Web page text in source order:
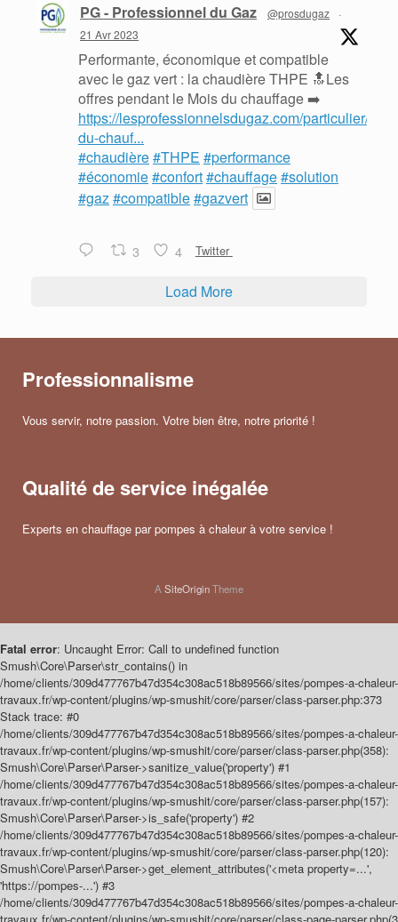
PG - Professionnel du Gaz @prosdugaz
·
21 Avr 2023
Performante, économique et compatible
avec le gaz vert : la chaudière THPE 🔝Les
offres pendant le Mois du chauffage ➡️
https://lesprofessionnelsdugaz.com/particulier/
du-chauf...
#chaudière#THPE #performance
#économie#confort#chauffage#solution
#gaz#compatible#gazvert
3 4 Twitter
Load More
Professionnalisme
Vous servir, notre passion. Votre bien être, notre priorité !
Qualité de service inégalée
Experts en chauffage par pompes à chaleur à votre service !
ASiteOriginTheme
Fatal error: Uncaught Error: Call to undefined function
Smush\Core\Parser\str_contains() in
/home/clients/309d477767b47d354c308ac518b89566/sites/pompes-a-chaleur-
travaux.fr/wp-content/plugins/wp-smushit/core/parser/class-parser.php:373
Stack trace: #0
/home/clients/309d477767b47d354c308ac518b89566/sites/pompes-a-chaleur-
travaux.fr/wp-content/plugins/wp-smushit/core/parser/class-parser.php(358):
Smush\Core\Parser\Parser->sanitize_value('property') #1
/home/clients/309d477767b47d354c308ac518b89566/sites/pompes-a-chaleur-
travaux.fr/wp-content/plugins/wp-smushit/core/parser/class-parser.php(157):
Smush\Core\Parser\Parser->is_safe('property') #2
/home/clients/309d477767b47d354c308ac518b89566/sites/pompes-a-chaleur-
travaux.fr/wp-content/plugins/wp-smushit/core/parser/class-parser.php(120):
Smush\Core\Parser\Parser->get_element_attributes('<meta property=...',
'https://pompes-...') #3
/home/clients/309d477767b47d354c308ac518b89566/sites/pompes-a-chaleur-